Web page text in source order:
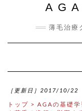
AGA
薄毛治療
［更新日］2017/10/
トップ > AGAの基礎学